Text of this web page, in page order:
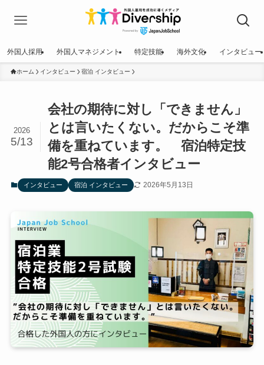
外国人採用 外国人マネジメント 特定技能 海外文化 インタビュー
ホーム インタビュー 宿泊 インタビュー
会社の期待に対し「できません」
とは言いたくない。だからこそ準
備を重ねています。 宿泊特定技
能2号合格者インタビュー
2026
5/13
インタビュー 宿泊 インタビュー 2026年5月13日